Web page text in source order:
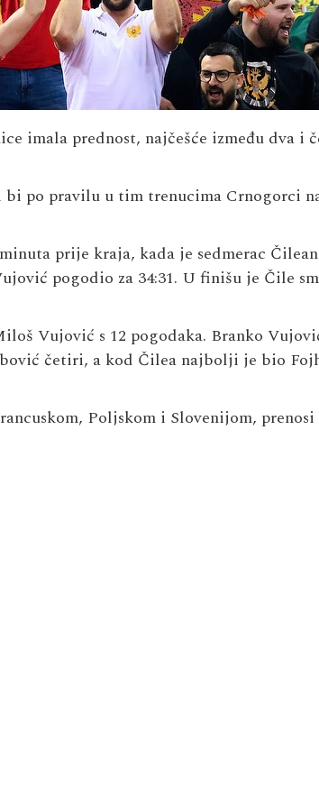
imala prednost, najčešće između dva i
po pravilu u tim trenucima Crnogorci
prije kraja, kada je sedmerac
pogodio za 34:31. U finišu je Čile
Vujović s 12 pogodaka. Branko
četiri, a kod Čilea najbolji je bio
Poljskom i Slovenijom, prenosi